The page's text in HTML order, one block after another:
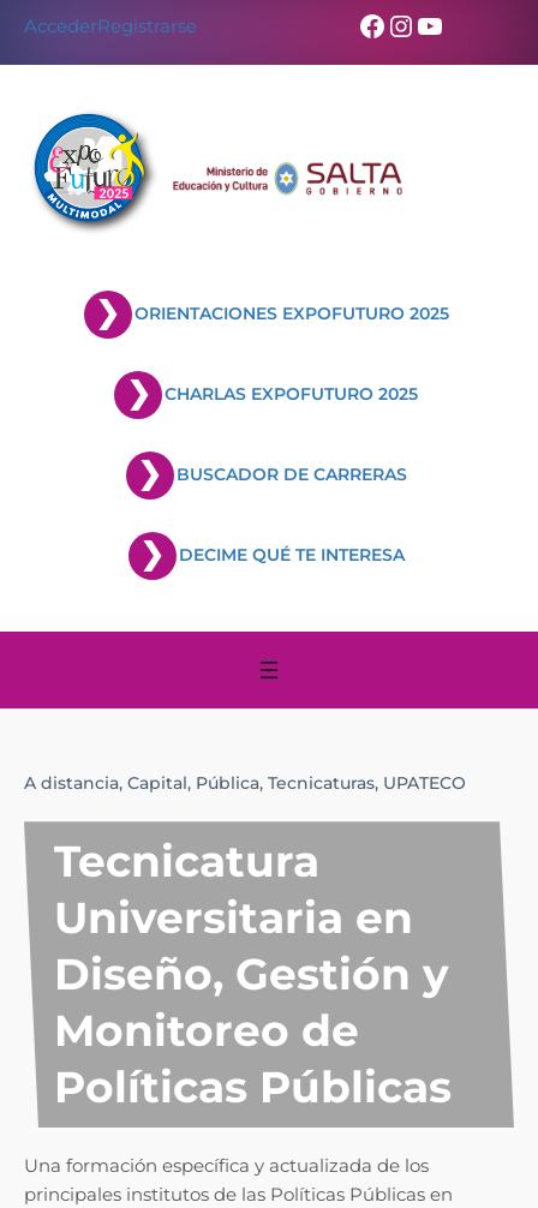
AccederRegistrarse Facebook
Instagram
YouTube
ORIENTACIONES EXPOFUTURO 2025
CHARLAS EXPOFUTURO 2025
BUSCADOR DE CARRERAS
DECIME QUÉ TE INTERESA
A distancia, Capital, Pública, Tecnicaturas, UPATECO
Tecnicatura
Universitaria en
Diseño, Gestión y
Monitoreo de
Políticas Públicas
Una formación específica y actualizada de los
principales institutos de las Políticas Públicas en